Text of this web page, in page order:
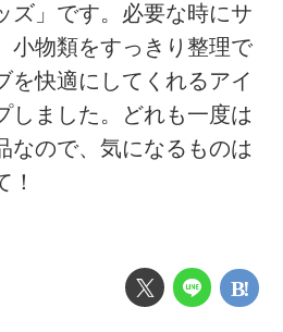
ズ」です。必要な時にサ
小物類をすっきり整理で
を快適にしてくれるアイ
しました。どれも一度は
なので、気になるものは
！